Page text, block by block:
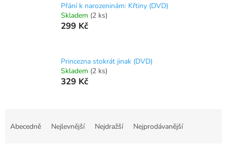
Přání k narozeninám: Křtiny (DVD)
Skladem (2 ks)
299 Kč
Princezna stokrát jinak (DVD)
Skladem (2 ks)
329 Kč
Abecedně Nejlevnější Nejdražší Nejprodávanější